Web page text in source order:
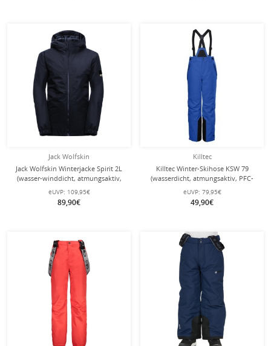
Jack Wolfskin
Jack Wolfskin Winterjacke Spirit 2L
(wasser-winddicht, atmungsaktiv,
robust) nachtblau Kinder (164-176)
eUVP: 109,95€
89,90€
Killtec
Killtec Winter-Skihose KSW 79
(wasserdicht, atmungsaktiv, PFC-
frei, Schneefang, Kantenschutz)
neonblau Kinder
eUVP: 79,95€
49,90€